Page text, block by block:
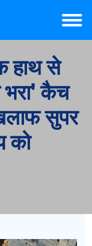
हाथ से
भरा' कैच
सुपर
को